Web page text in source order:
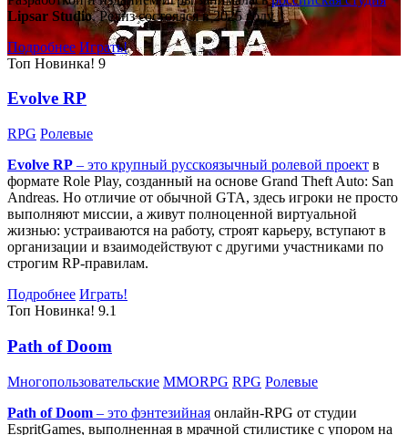
Lipsar Studio. Релиз состоялся в 2025 году.
Подробнее Играть!
Топ Новинка! 9
Evolve RP
RPG Ролевые
Evolve RP – это крупный русскоязычный ролевой проект в
формате Role Play, созданный на основе Grand Theft Auto: San
Andreas. Но отличие от обычной GTA, здесь игроки не просто
выполняют миссии, а живут полноценной виртуальной
жизнью: устраиваются на работу, строят карьеру, вступают в
организации и взаимодействуют с другими участниками по
строгим RP-правилам.
Подробнее Играть!
Топ Новинка! 9.1
Path of Doom
Многопользовательские MMORPG RPG Ролевые
Path of Doom – это фэнтезийная онлайн-RPG от студии
EspritGames, выполненная в мрачной стилистике с упором на